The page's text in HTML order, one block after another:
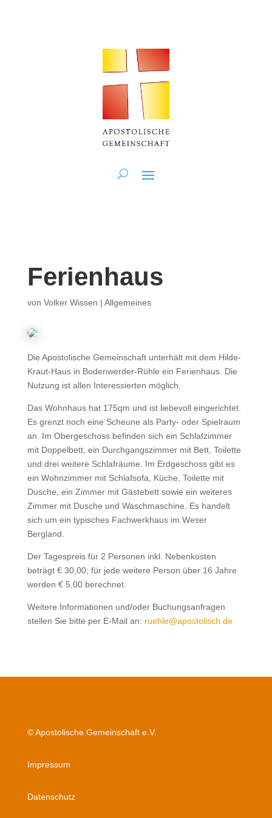
Ferienhaus
von Volker Wissen | Allgemeines
Die Apostolische Gemeinschaft unterhält mit dem Hilde-
Kraut-Haus in Bodenwerder-Rühle ein Ferienhaus. Die
Nutzung ist allen Interessierten möglich.
Das Wohnhaus hat 175qm und ist liebevoll eingerichtet.
Es grenzt noch eine Scheune als Party- oder Spielraum
an. Im Obergeschoss befinden sich ein Schlafzimmer
mit Doppelbett, ein Durchgangszimmer mit Bett, Toilette
und drei weitere Schlafräume. Im Erdgeschoss gibt es
ein Wohnzimmer mit Schlafsofa, Küche, Toilette mit
Dusche, ein Zimmer mit Gästebett sowie ein weiteres
Zimmer mit Dusche und Waschmaschine. Es handelt
sich um ein typisches Fachwerkhaus im Weser
Bergland.
Der Tagespreis für 2 Personen inkl. Nebenkosten
beträgt € 30,00; für jede weitere Person über 16 Jahre
werden € 5,00 berechnet.
Weitere Informationen und/oder Buchungsanfragen
stellen Sie bitte per E-Mail an: ruehle@apostolisch.de
© Apostolische Gemeinschaft e.V.
Impressum
Datenschutz